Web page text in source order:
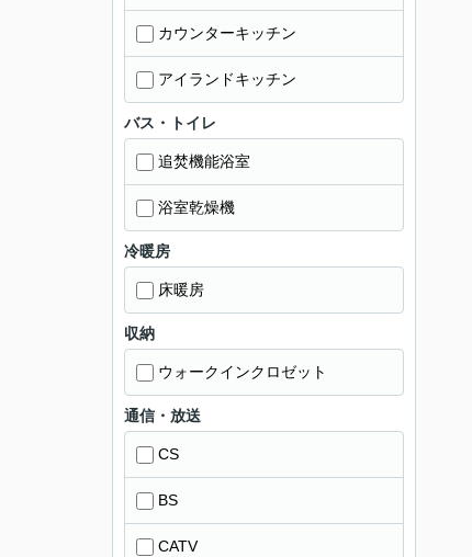
カウンターキッチン
アイランドキッチン
バス・トイレ
追焚機能浴室
浴室乾燥機
冷暖房
床暖房
収納
ウォークインクロゼット
通信・放送
CS
BS
CATV